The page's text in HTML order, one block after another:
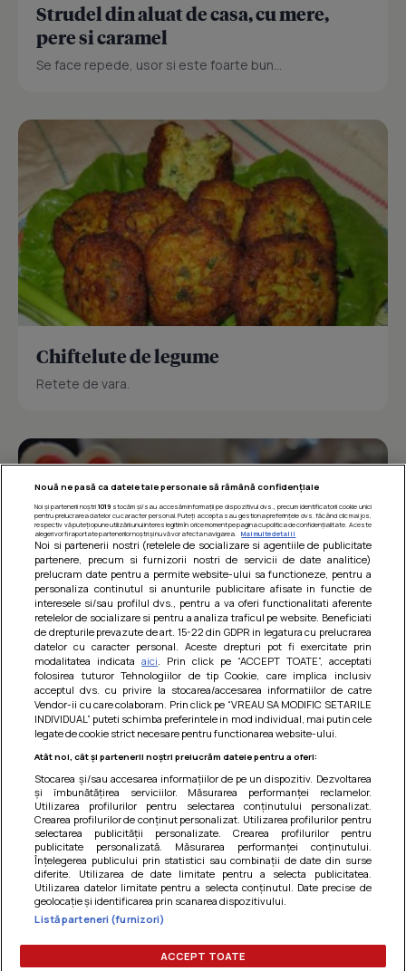
Strudel din aluat de casa, cu mere,
pere si caramel
Se face repede, usor si este foarte bun...
Chiftelute de legume
Retete de vara.
Barcute din vinete cu arpagic rosu
Un deliciu usor de preparat!
Termeni si conditii |
confidentialitate|Gestionați preferințele
Nouă ne pasă ca datele tale personale să rămână confidențiale
Noi și partenerii noștri 1019stocăm și/sau accesăm informații pe dispozitivul dvs., precum identificatorii cookie unici
pentru prelucrarea datelor cu caracter personal. Puteți accepta sau gestiona preferințele dvs. făcând clic mai jos,
respectiv vă puteți opune utilizării unui interes legitim în orice moment pe pagina cu politica de confidențialitate. Aceste
alegeri vor fi raportate partenerilor noștri și nu vă vor afecta navigarea.
Mai multe detalii
Noi si partenerii nostri (retelele de socializare si agentiile de publicitate
partenere, precum si furnizorii nostri de servicii de date analitice)
prelucram date pentru a permite website-ului sa functioneze, pentru a
personaliza continutul si anunturile publicitare afisate in functie de
interesele si/sau profilul dvs., pentru a va oferi functionalitati aferente
retelelor de socializare si pentru a analiza traficul pe website. Beneficiati
de drepturile prevazute de art. 15-22 din GDPR in legatura cu prelucrarea
datelor cu caracter personal. Aceste drepturi pot fi exercitate prin
modalitatea indicataaici . Prin click pe “ACCEPT TOATE”, acceptati
folosirea tuturor Tehnologiilor de tip Cookie, care implica inclusiv
acceptul dvs. cu privire la stocarea/accesarea informatiilor de catre
Vendor-ii cu care colaboram. Prin click pe “VREAU SA MODIFIC SETARILE
INDIVIDUAL” puteti schimba preferintele in mod individual, mai putin cele
legate de cookie strict necesare pentru functionarea website-ului.
Atât noi, cât și partenerii noștri prelucrăm datele pentru a oferi:
Stocarea și/sau accesarea informațiilor de pe un dispozitiv. Dezvoltarea
și îmbunătățirea serviciilor. Măsurarea performanței reclamelor.
Utilizarea profilurilor pentru selectarea conținutului personalizat.
Crearea profilurilor de conținut personalizat. Utilizarea profilurilor pentru
selectarea publicității personalizate. Crearea profilurilor pentru
publicitate personalizată. Măsurarea performanței conținutului.
Înțelegerea publicului prin statistici sau combinații de date din surse
diferite. Utilizarea de date limitate pentru a selecta publicitatea.
Utilizarea datelor limitate pentru a selecta conținutul. Date precise de
geolocație și identificarea prin scanarea dispozitivului.
Listă parteneri (furnizori)
ACCEPT TOATE